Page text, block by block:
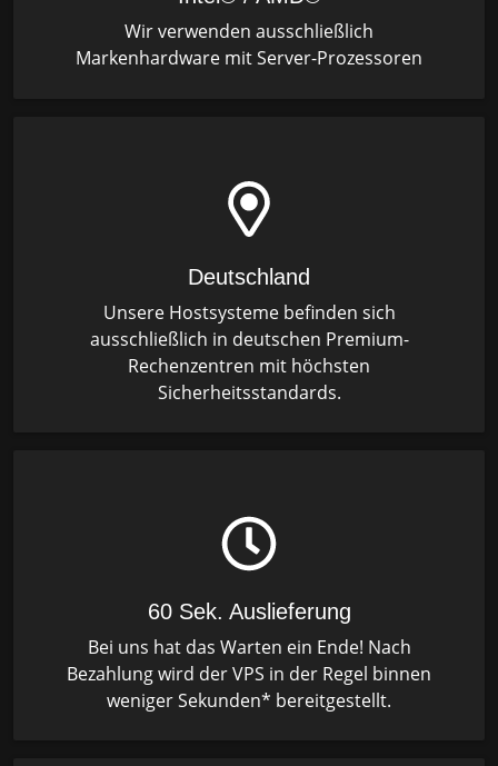
Wir verwenden ausschließlich
Markenhardware mit Server-Prozessoren
Deutschland
Unsere Hostsysteme befinden sich
ausschließlich in deutschen Premium-
Rechenzentren mit höchsten
Sicherheitsstandards.
60 Sek. Auslieferung
Bei uns hat das Warten ein Ende! Nach
Bezahlung wird der VPS in der Regel binnen
weniger Sekunden* bereitgestellt.